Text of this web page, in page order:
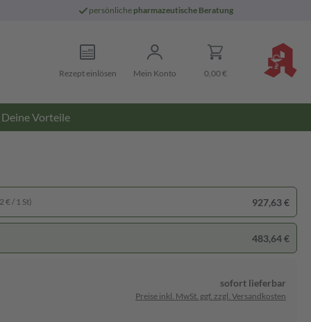
persönliche pharmazeutische Beratung
Rezept einlösen Mein Konto 0,00 €
Deine Vorteile
€ / 1 St) 927,63 €
483,64 €
sofort lieferbar
Preise inkl. MwSt. ggf. zzgl. Versandkosten